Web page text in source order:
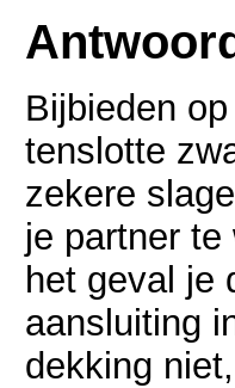
Bijbieden
tenslotte
zekere
je partner
het geval je
aansluiting
dekking